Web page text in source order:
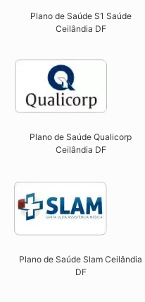
Plano de Saúde S1 Saúde
Ceilândia DF
Plano de Saúde Qualicorp
Ceilândia DF​
Plano de Saúde Slam Ceilândia
DF